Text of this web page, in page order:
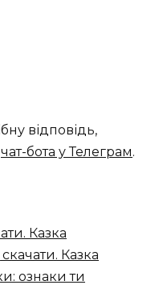
відповідь,
чат-бота у Телеграм.
Казка
Казка
ознаки ти